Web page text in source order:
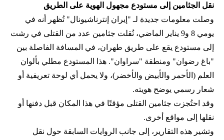
نقل الجثامين إلى مستودع مجهول الهوية على الطريق
وصلت معلومات جديدة لـ "إيران إنترناشيونال" تُظهر أنه في
يومي 8 و9 يناير الماضي، نُقلت جثامين عدد من القتلى في رشت
إلى مستودع يقع على طريق طهران، في المسافة الفاصلة بين
"باغ رضوان" ومنطقة "سراوان". هذا المستودع مطلي بألوان
العلم (الأحمر والأبيض والأخضر)، ولا يحمل أي لوحة تعريفية أو
شعار رسمي يوضح هويته.
وقد احتُجزت جثامين القتلى مؤقتًا في هذا المكان قبل دفنها أو
نقلها إلى مواقع أخرى.
وتشير هذه التقارير، إلى جانب الروايات السابقة حول نقل